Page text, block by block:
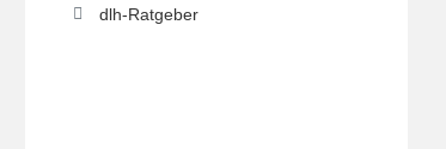
dlh-Ratgeber